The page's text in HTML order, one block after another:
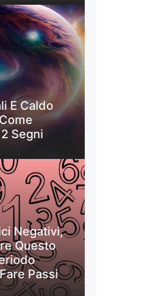
E Caldo
Segni
Negativi,
Questo
Passi